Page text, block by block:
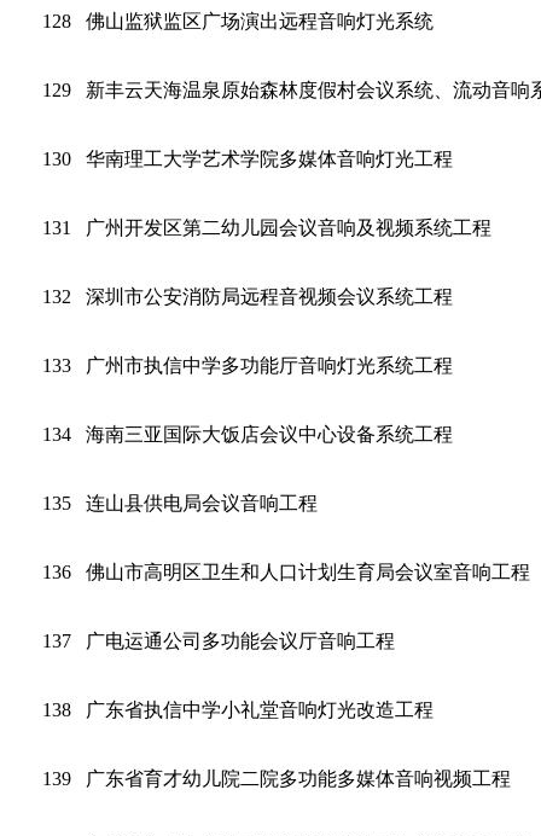
128 佛山监狱监区广场演出远程音响灯光系统
129 新丰云天海温泉原始森林度假村会议系统、流动音
130 华南理工大学艺术学院多媒体音响灯光工程
131 广州开发区第二幼儿园会议音响及视频系统工程
132 深圳市公安消防局远程音视频会议系统工程
133 广州市执信中学多功能厅音响灯光系统工程
134 海南三亚国际大饭店会议中心设备系统工程
135 连山县供电局会议音响工程
136 佛山市高明区卫生和人口计划生育局会议室音响工程
137 广电运通公司多功能会议厅音响工程
138 广东省执信中学小礼堂音响灯光改造工程
139 广东省育才幼儿院二院多功能多媒体音响视频工程